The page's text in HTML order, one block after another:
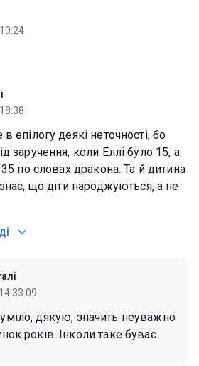
епілогу деякі неточності, бо
заручення, коли Еллі було 15, а
по словах дракона. Та й дитина
що діти народжуються, а не
дякую, значить неуважно
років. Інколи таке буває